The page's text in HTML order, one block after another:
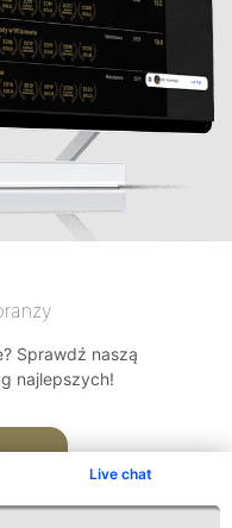
Live chat
Sprawdź naszą
najlepszych!